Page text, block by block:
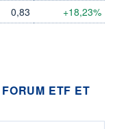
0,83 +18,23%
ETF ET